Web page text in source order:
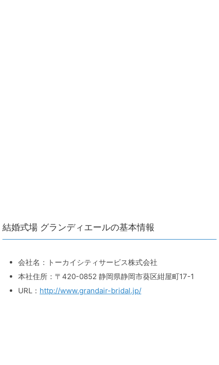
結婚式場 グランディエールの基本情報
会社名：トーカイシティサービス株式会社
本社住所：〒420-0852 静岡県静岡市葵区紺屋町17-1
URL： http://www.grandair-bridal.jp/